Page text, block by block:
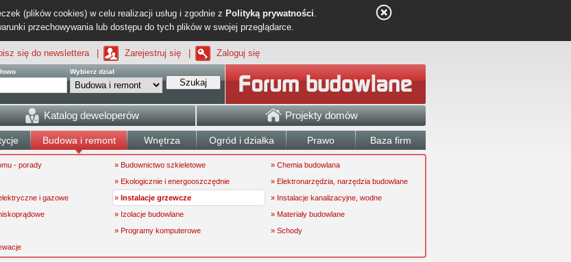
(plików cookies) w celu realizacji usług i zgodnie z Polityką prywatności.
przechowywania lub dostępu do tych plików w swojej przeglądarce.
się do newslettera Zarejestruj się Zaloguj się
Wybierz dział
Szukaj
Katalog deweloperów Projekty domów
Budowa i remont Wnętrza Ogród i działka Prawo Baza firm
- porady » Budownictwo szkieletowe
» Chemia budowlana
» Ekologicznie i energooszczędnie
» Elektronarzędzia, narzędzia budowlane
i gazowe » Instalacje grzewcze
» Instalacje kanalizacyjne, wodne
» Izolacje budowlane
» Materiały budowlane
» Programy komputerowe
» Schody